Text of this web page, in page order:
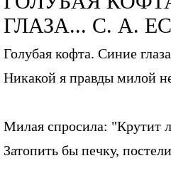
ГЛАЗА... С. А.
Голубая кофта. Синие
Никакой я правды милой
Милая спросила: "Крутит
Затопить бы печку,